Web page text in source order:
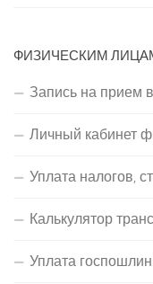
ФИЗИЧЕСКИМ
Запись на прием
Личный кабинет
Уплата налогов,
Калькулятор
Уплата